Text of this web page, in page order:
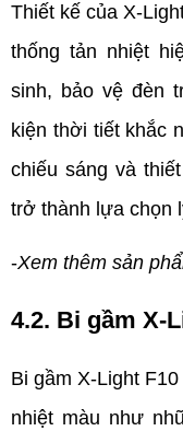
Thiết kế của X-
thống tản nhiệt
sinh, bảo vệ đèn
kiện thời tiết khắc
chiếu sáng và
trở thành lựa chọn
-Xem thêm sản
4.2. Bi gầm X-
Bi gầm X-Light
nhiệt màu như